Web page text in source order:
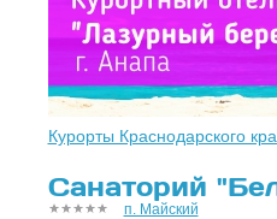
Курорты Краснодарского
Санаторий
п. Майский